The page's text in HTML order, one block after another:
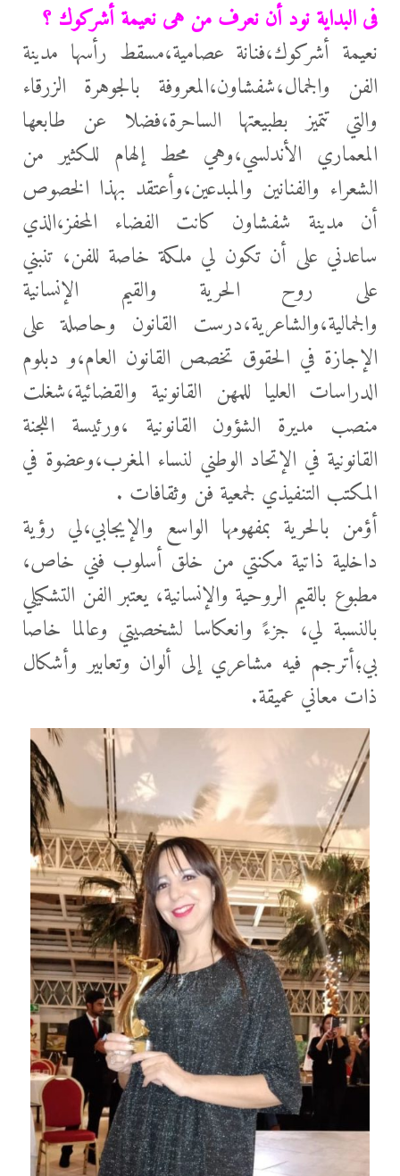
فى البداية نود أن نعرف من هى نعيمة أشركوك ؟
نعيمة أشركوك،فنانة عصامية،مسقط رأسها مدينة
الفن والجمال،شفشاون،المعروفة بالجوهرة الزرقاء
والتي تتميز بطبيعتها الساحرة،فضلا عن طابعها
المعماري الأندلسي،وهي محط إلهام للكثير من
الشعراء والفنانين والمبدعين،وأعتقد بهذا الخصوص
أن مدينة شفشاون كانت الفضاء المحفز،الذي
ساعدني على أن تكون لي ملكة خاصة للفن، تنبني
على روح الحرية والقيم الإنسانية
والجمالية،والشاعرية،درست القانون وحاصلة على
الإجازة في الحقوق تخصص القانون العام،و دبلوم
الدراسات العليا للمهن القانونية والقضائية،شغلت
منصب مديرة الشؤون القانونية ،ورئيسة اللجنة
القانونية في الإتحاد الوطني لنساء المغرب،وعضوة في
المكتب التنفيذي لجمعية فن وثقافات .
أؤمن بالحرية بمفهومها الواسع والإيجابي،لي رؤية
داخلية ذاتية مكنتي من خلق أسلوب فني خاص،
مطبوع بالقيم الروحية والإنسانية، يعتبر الفن التشكيلي
بالنسبة لي، جزءً وانعكاسا لشخصيتي وعالما خاصا
بي؛أترجم فيه مشاعري إلى ألوان وتعابير وأشكال
ذات معاني عميقة.